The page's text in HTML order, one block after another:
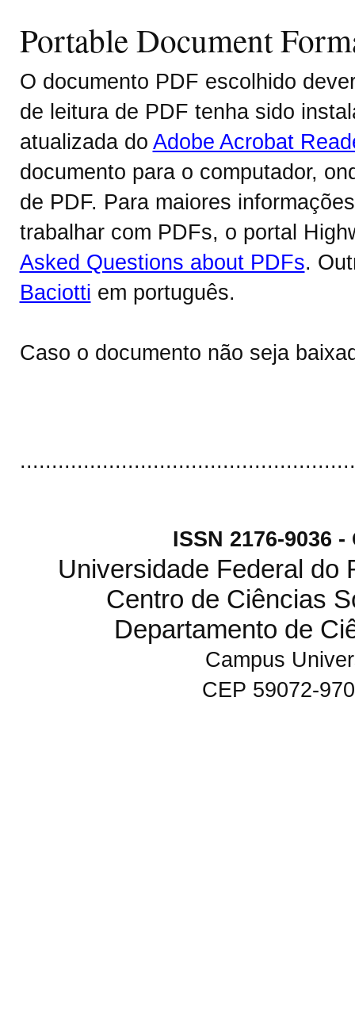
Portable Document
O documento PDF escolhido
de leitura de PDF tenha sido
atualizada do Adobe Acrobat
documento para o computador,
de PDF. Para maiores
trabalhar com PDFs, o portal
Asked Questions about PDFs.
Baciotti em português.
Caso o documento não seja
ISSN 2176-9036
Universidade Federal do
Centro de Ciências
Departamento de
Campus
CEP 59072-